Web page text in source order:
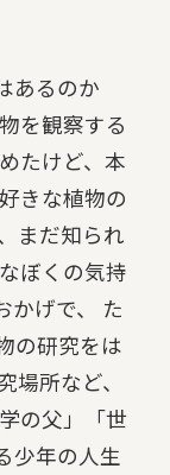
あるのか
を観察する
たけど、本
きな植物の
まだ知られ
ぼくの気持
かげで、 た
の研究をは
所など、
の父」「世
少年の人生